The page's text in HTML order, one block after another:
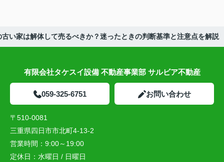
古い家は解体して売るべきか？迷ったときの判断基準と注意点を解説
有限会社タケスイ設備 不動産事業部 サルビア不動産
059-325-6751 お問い合わせ
〒510-0081
三重県四日市市北町4-13-2
営業時間： 9:00～19:00
定休日： 水曜日 / 日曜日